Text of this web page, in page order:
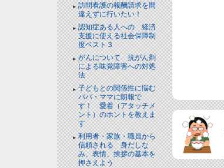
訪問看護の報酬請求を間
違えずに行いたい！
認知症ある人への 経済
支援に使える社会保障制
度ベスト３
がんについて 抗がん剤
による味覚障害への対処
法
子どもとの関係性に悩む
パパ・ママに朗報で
す！ 愛着（アタッチメ
ント）のホントを教えま
す
利用者・家族・職員から
信頼される 身だしな
み、表情、挨拶の基本を
押さえよう